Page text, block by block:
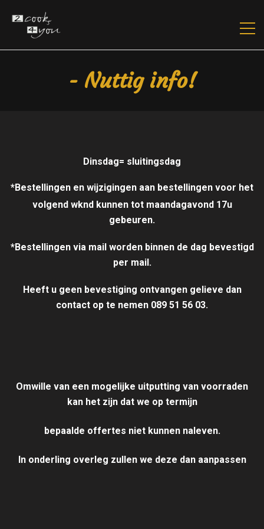
- Nuttig info!
Dinsdag= sluitingsdag
*Bestellingen en wijzigingen aan bestellingen voor het
volgend wknd kunnen tot maandagavond 17u
gebeuren.
*Bestellingen via mail worden binnen de dag bevestigd
per mail.
Heeft u geen bevestiging ontvangen gelieve dan
contact op te nemen 089 51 56 03.
Omwille van een mogelijke uitputting van voorraden
kan het zijn dat we op termijn
bepaalde offertes niet kunnen naleven.
In onderling overleg zullen we deze dan aanpassen